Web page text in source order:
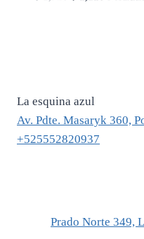
La esquina azul
Av. Pdte. Masaryk 360,
+525552820937
Prado Norte 349,